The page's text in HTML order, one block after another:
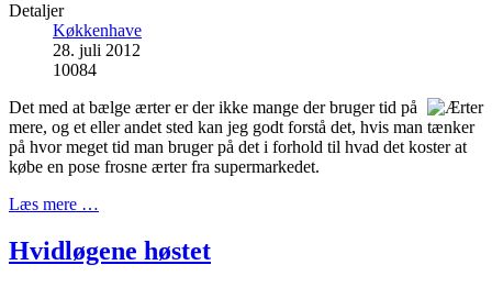
Detaljer
Køkkenhave
28. juli 2012
10084
Det med at bælge ærter er der ikke mange der bruger tid på
mere, og et eller andet sted kan jeg godt forstå det, hvis man tænker
på hvor meget tid man bruger på det i forhold til hvad det koster at
købe en pose frosne ærter fra supermarkedet.
Læs mere …
Hvidløgene høstet